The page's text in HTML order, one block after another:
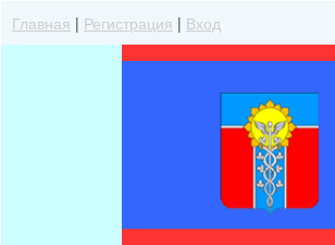
Главная | Регистрация | Вход